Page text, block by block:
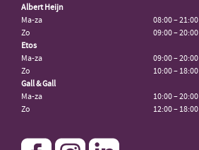
Albert Heijn
Ma-za
08:00 – 21:00
Zo
09:00 – 20:00
Etos
Ma-za
09:00 – 20:00
Zo
10:00 – 18:00
Gall & Gall
Ma-za
10:00 – 20:00
Zo
12:00 – 18:00